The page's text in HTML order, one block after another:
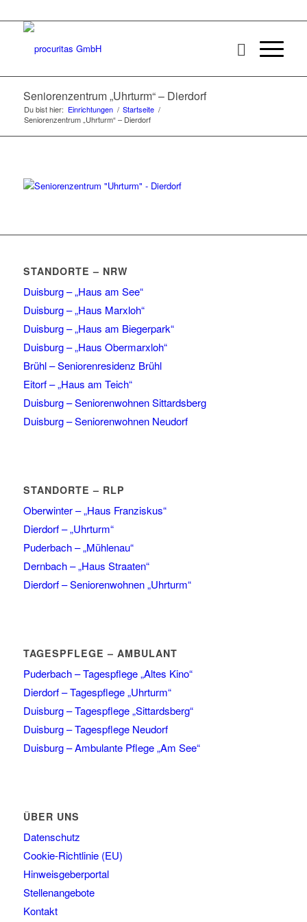
Seniorenzentrum „Uhrturm“ – Dierdorf
Du bist hier: Einrichtungen / Startseite /
Seniorenzentrum „Uhrturm“ – Dierdorf
STANDORTE – NRW
Duisburg – „Haus am See“
Duisburg – „Haus Marxloh“
Duisburg – „Haus am Biegerpark“
Duisburg – „Haus Obermarxloh“
Brühl – Seniorenresidenz Brühl
Eitorf – „Haus am Teich“
Duisburg – Seniorenwohnen Sittardsberg
Duisburg – Seniorenwohnen Neudorf
STANDORTE – RLP
Oberwinter – „Haus Franziskus“
Dierdorf – „Uhrturm“
Puderbach – „Mühlenau“
Dernbach – „Haus Straaten“
Dierdorf – Seniorenwohnen „Uhrturm“
TAGESPFLEGE – AMBULANT
Puderbach – Tagespflege „Altes Kino“
Dierdorf – Tagespflege „Uhrturm“
Duisburg – Tagespflege „Sittardsberg“
Duisburg – Tagespflege Neudorf
Duisburg – Ambulante Pflege „Am See“
ÜBER UNS
Datenschutz
Cookie-Richtlinie (EU)
Hinweisgeberportal
Stellenangebote
Kontakt